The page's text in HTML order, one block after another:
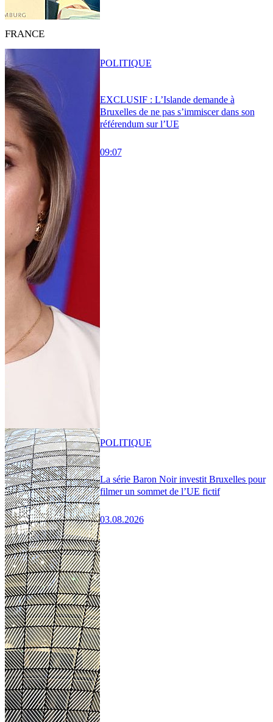
FRANCE
EXCLUSIF : L’Islande demande à
Bruxelles de ne pas s’immiscer dans son
référendum sur l’UE
09:07
POLITIQUE
La série Baron Noir investit Bruxelles pour
filmer un sommet de l’UE fictif
03.08.2026
POLITIQUE